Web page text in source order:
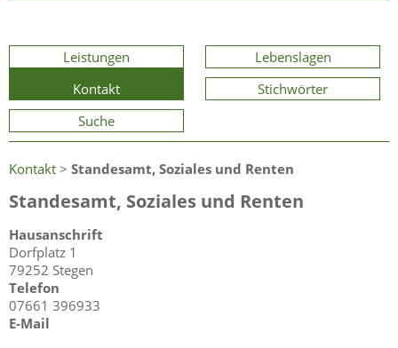
Leistungen
Lebenslagen
Kontakt
Stichwörter
Suche
Kontakt > Standesamt, Soziales und Renten
Standesamt, Soziales und Renten
Hausanschrift
Dorfplatz 1
79252 Stegen
Telefon
07661 396933
E-Mail